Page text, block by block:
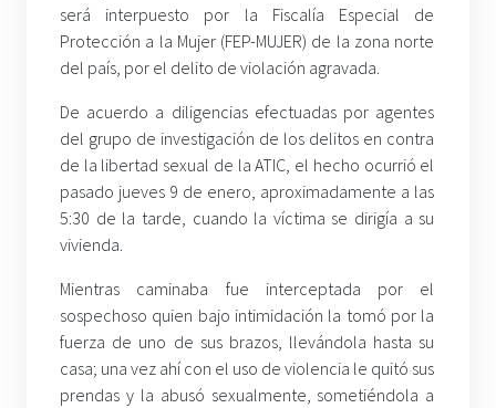
será interpuesto por la Fiscalía Especial de
Protección a la Mujer (FEP-MUJER) de la zona norte
del país, por el delito de violación agravada.
De acuerdo a diligencias efectuadas por agentes
del grupo de investigación de los delitos en contra
de la libertad sexual de la ATIC, el hecho ocurrió el
pasado jueves 9 de enero, aproximadamente a las
5:30 de la tarde, cuando la víctima se dirigía a su
vivienda.
Mientras caminaba fue interceptada por el
sospechoso quien bajo intimidación la tomó por la
fuerza de uno de sus brazos, llevándola hasta su
casa; una vez ahí con el uso de violencia le quitó sus
prendas y la abusó sexualmente, sometiéndola a